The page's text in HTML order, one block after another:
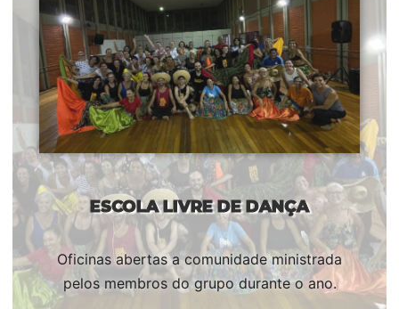
ESCOLA LIVRE DE DANÇA
Oficinas abertas a comunidade ministrada
pelos membros do grupo durante o ano.